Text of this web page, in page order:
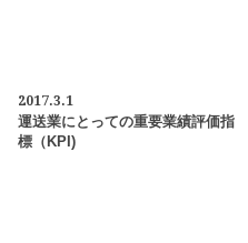
2017.3.1
運送業にとっての重要業績評価指
標（KPI)